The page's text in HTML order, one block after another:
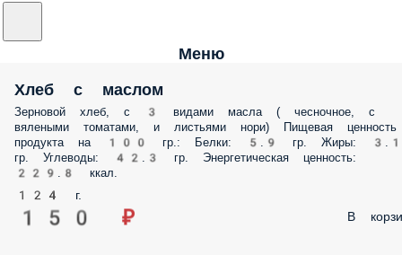
Меню
Хлеб с маслом
Зерновой хлеб, с 3 видами масла ( чесночное, с
вялеными томатами, и листьями нори) Пищевая ценность
продукта на 100 гр.: Белки: 5.9 гр. Жиры: 3.1
гр. Углеводы: 42.3 гр. Энергетическая ценность:
229.8 ккал.
124 г.
150 ₽ В